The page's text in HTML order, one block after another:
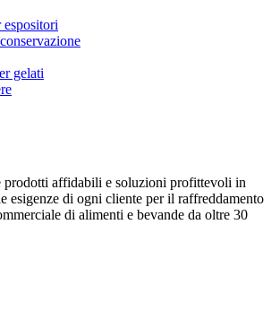
gelati
affidabili e soluzioni profittevoli in
esigenze di ogni cliente per il raffreddamento
di alimenti e bevande da oltre 30